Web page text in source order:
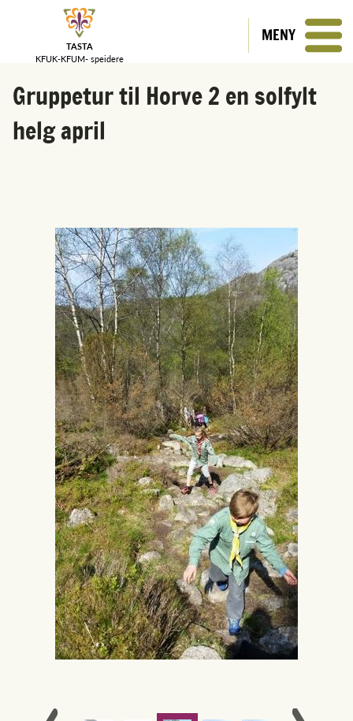
TASTA
KFUK-KFUM- speidere
MENY
Gruppetur til Horve 2 en solfylt
helg april